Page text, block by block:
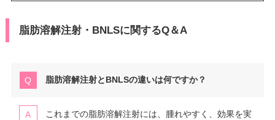
脂肪溶解注射・BNLSに関するQ＆A
脂肪溶解注射とBNLSの違いは何ですか？
これまでの脂肪溶解注射には、腫れやすく、効果を実